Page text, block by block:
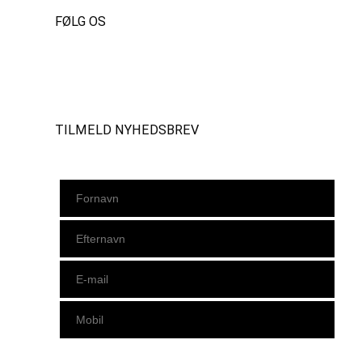
FØLG OS
TILMELD NYHEDSBREV